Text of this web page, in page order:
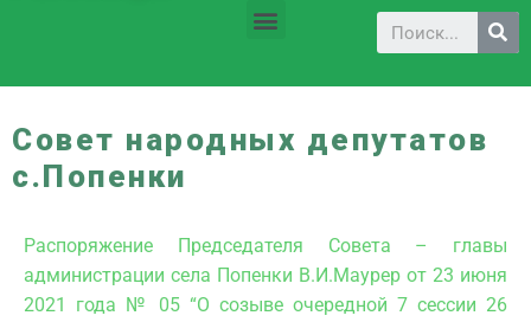
Совет народных депутатов
с.Попенки
Распоряжение Председателя Совета – главы
администрации села Попенки В.И.Маурер от 23 июня
2021 года № 05 “О созыве очередной 7 сессии 26